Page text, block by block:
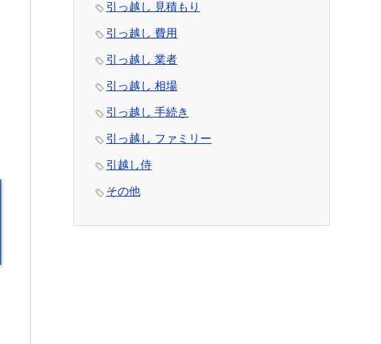
引っ越し 見積もり
引っ越し 費用
引っ越し 業者
引っ越し 相場
引っ越し 手続き
引っ越し ファミリー
引越し侍
その他